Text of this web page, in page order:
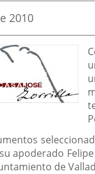
2010
apoderado
de